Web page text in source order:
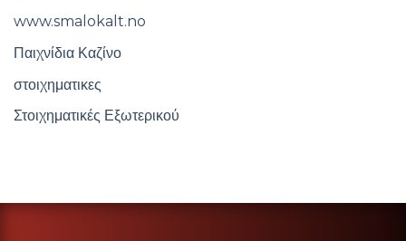
www.smalokalt.no
Παιχνίδια Καζίνο
στοιχηματικες
Στοιχηματικές Εξωτερικού